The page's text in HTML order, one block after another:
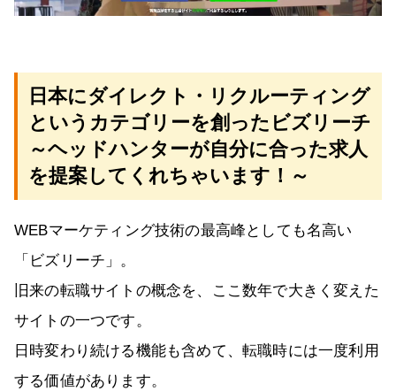
日本にダイレクト・リクルーティング
というカテゴリーを創ったビズリーチ
～ヘッドハンターが自分に合った求人
を提案してくれちゃいます！～
WEBマーケティング技術の最高峰としても名高い
「ビズリーチ」。
旧来の転職サイトの概念を、ここ数年で大きく変えた
サイトの一つです。
日時変わり続ける機能も含めて、転職時には一度利用
する価値があります。